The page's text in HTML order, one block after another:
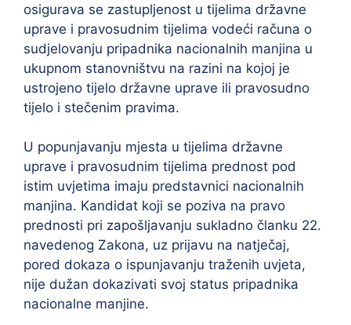
osigurava se zastupljenost u tijelima državne
uprave i pravosudnim tijelima vodeći računa o
sudjelovanju pripadnika nacionalnih manjina u
ukupnom stanovništvu na razini na kojoj je
ustrojeno tijelo državne uprave ili pravosudno
tijelo i stečenim pravima.
U popunjavanju mjesta u tijelima državne
uprave i pravosudnim tijelima prednost pod
istim uvjetima imaju predstavnici nacionalnih
manjina. Kandidat koji se poziva na pravo
prednosti pri zapošljavanju sukladno članku 22.
navedenog Zakona, uz prijavu na natječaj,
pored dokaza o ispunjavanju traženih uvjeta,
nije dužan dokazivati svoj status pripadnika
nacionalne manjine.